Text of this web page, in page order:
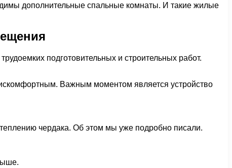
дополнительные спальные комнаты. И такие жилые
подготовительных и строительных работ.
Важным моментом является устройство
чердака. Об этом мы уже подробно писали.